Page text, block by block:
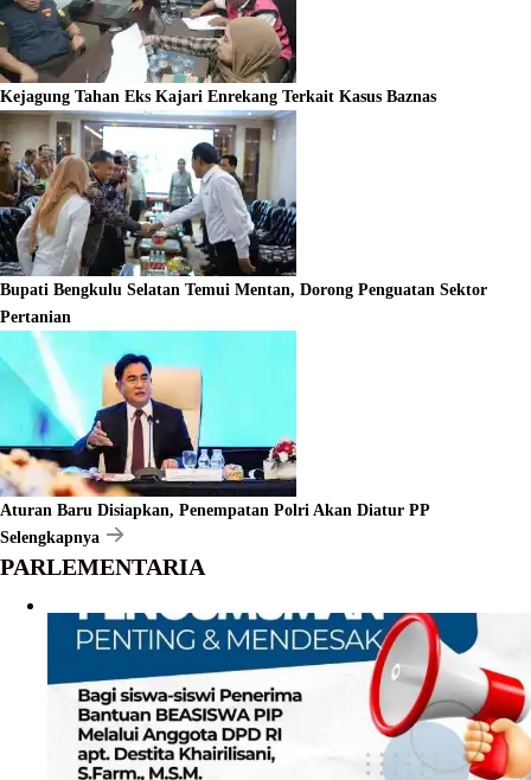
Kejagung Tahan Eks Kajari Enrekang Terkait Kasus Baznas
Bupati Bengkulu Selatan Temui Mentan, Dorong Penguatan Sektor
Pertanian
Aturan Baru Disiapkan, Penempatan Polri Akan Diatur PP
Selengkapnya
PARLEMENTARIA